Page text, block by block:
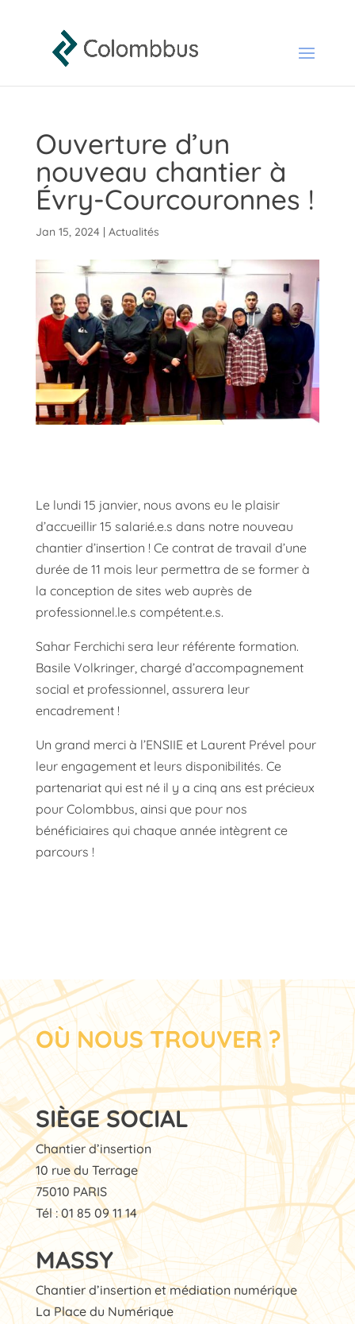
Ouverture d’un
nouveau chantier à
Évry-Courcouronnes !
Jan 15, 2024| Actualités
Le lundi 15 janvier, nous avons eu le plaisir
d’accueillir 15 salarié.e.s dans notre nouveau
chantier d’insertion ! Ce contrat de travail d’une
durée de 11 mois leur permettra de se former à
la conception de sites web auprès de
professionnel.le.s compétent.e.s.
Sahar Ferchichi sera leur référente formation.
Basile Volkringer, chargé d’accompagnement
social et professionnel, assurera leur
encadrement !
Un grand merci à l’ENSIIE et Laurent Prével pour
leur engagement et leurs disponibilités. Ce
partenariat qui est né il y a cinq ans est précieux
pour Colombbus, ainsi que pour nos
bénéficiaires qui chaque année intègrent ce
parcours !
OÙ NOUS TROUVER ?
SIÈGE SOCIAL
Chantier d’insertion
10 rue du Terrage
75010 PARIS
Tél : 01 85 09 11 14
MASSY
Chantier d’insertion et médiation numérique
La Place du Numérique